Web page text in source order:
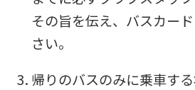
その旨を伝え、バスカー
さい。
帰りのバスのみに乗車す